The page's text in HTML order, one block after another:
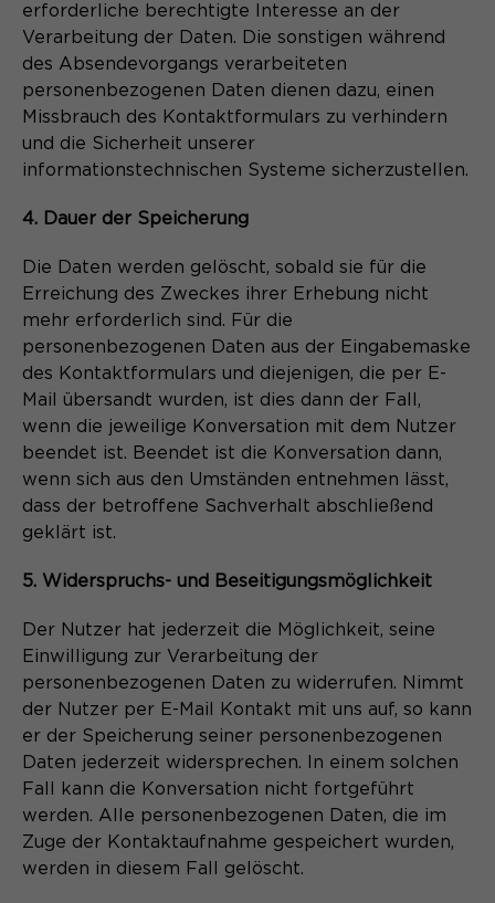
erforderliche berechtigte Interesse an der
Verarbeitung der Daten. Die sonstigen während
des Absendevorgangs verarbeiteten
personenbezogenen Daten dienen dazu, einen
Missbrauch des Kontaktformulars zu verhindern
und die Sicherheit unserer
informationstechnischen Systeme sicherzustellen.
4. Dauer der Speicherung
Die Daten werden gelöscht, sobald sie für die
Erreichung des Zweckes ihrer Erhebung nicht
mehr erforderlich sind. Für die
personenbezogenen Daten aus der Eingabemaske
des Kontaktformulars und diejenigen, die per E-
Mail übersandt wurden, ist dies dann der Fall,
wenn die jeweilige Konversation mit dem Nutzer
beendet ist. Beendet ist die Konversation dann,
wenn sich aus den Umständen entnehmen lässt,
dass der betroffene Sachverhalt abschließend
geklärt ist.
5. Widerspruchs- und Beseitigungsmöglichkeit
Der Nutzer hat jederzeit die Möglichkeit, seine
Einwilligung zur Verarbeitung der
personenbezogenen Daten zu widerrufen. Nimmt
der Nutzer per E-Mail Kontakt mit uns auf, so kann
er der Speicherung seiner personenbezogenen
Daten jederzeit widersprechen. In einem solchen
Fall kann die Konversation nicht fortgeführt
werden. Alle personenbezogenen Daten, die im
Zuge der Kontaktaufnahme gespeichert wurden,
werden in diesem Fall gelöscht.